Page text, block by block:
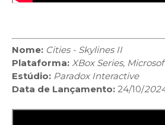
Nome: Cities - Skylines II
Plataforma: XBox Series,
Estúdio: Paradox Interactive
Data de Lançamento: 24/10/